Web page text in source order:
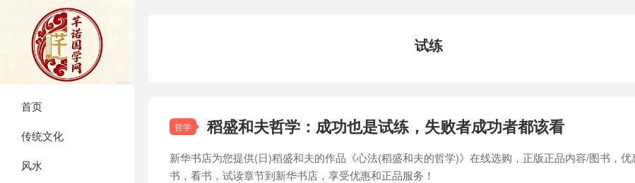
首页
传统文化
风水
试练
哲学 稻盛和夫哲学：成功也是试练，失败者成功者都该看
新华书店为您提供(日)稻盛和夫的作品《心法(稻盛和夫的哲学)》在线选购，正版正品内容/图书，
书，看书，试读章节到新华书店，享受优惠和正品服务！